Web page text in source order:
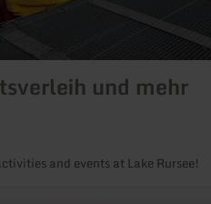
und mehr
and events at Lake Rursee!